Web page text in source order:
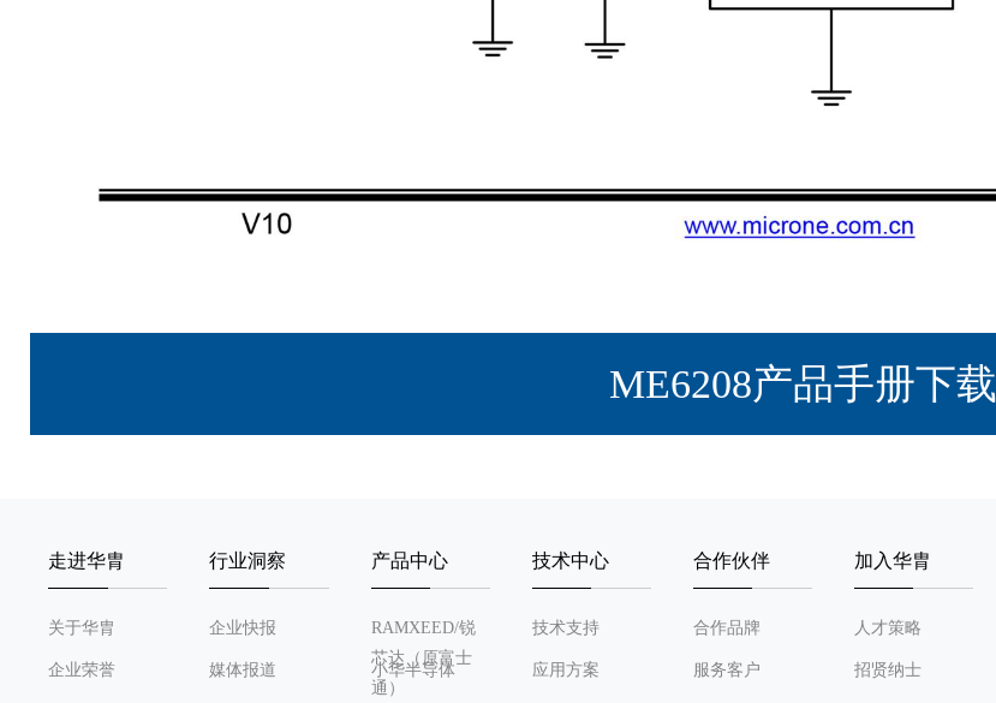
ME6208产品手册下载
走进华胄
关于华胄
企业荣誉
行业洞察
企业快报
媒体报道
产品中心
RAMXEED/锐
芯达（原富士
通）
小华半导体
技术中心
技术支持
应用方案
合作伙伴
合作品牌
服务客户
加入华胄
人才策略
招贤纳士